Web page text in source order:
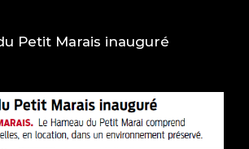
Petit Marais inauguré